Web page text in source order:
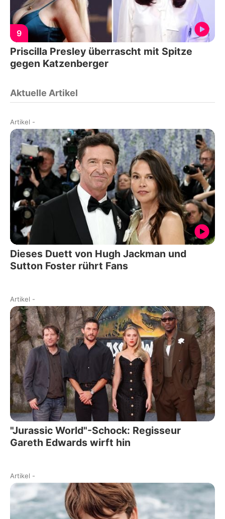
9
Priscilla Presley überrascht mit Spitze
gegen Katzenberger
Aktuelle Artikel
Artikel -
Dieses Duett von Hugh Jackman und
Sutton Foster rührt Fans
Artikel -
"Jurassic World"-Schock: Regisseur
Gareth Edwards wirft hin
Artikel -